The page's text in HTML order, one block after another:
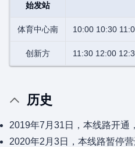
始发站
体育中心南 10:00 10:30
创新方 11:30 12:00
历史
2019年7月31日，本线路开通
2020年2月3日，本线路暂停营